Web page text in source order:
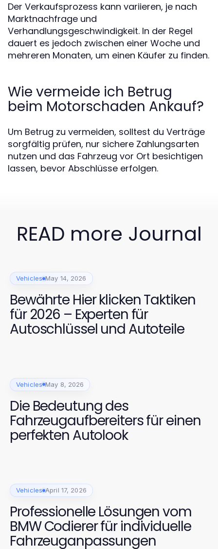
Der Verkaufsprozess kann variieren, je nach
Marktnachfrage und
Verhandlungsgeschwindigkeit. In der Regel
dauert es jedoch zwischen einer Woche und
mehreren Monaten, um einen Käufer zu finden.
Wie vermeide ich Betrug
beim Motorschaden Ankauf?
Um Betrug zu vermeiden, solltest du Verträge
sorgfältig prüfen, nur sichere Zahlungsarten
nutzen und das Fahrzeug vor Ort besichtigen
lassen, bevor Abschlüsse erfolgen.
READ more Journal
Vehicles May 14, 2026
Bewährte Hier klicken Taktiken
für 2026 – Experten für
Autoschlüssel und Autoteile
Vehicles May 8, 2026
Die Bedeutung des
Fahrzeugaufbereiters für einen
perfekten Autolook
Vehicles April 17, 2026
Professionelle Lösungen vom
BMW Codierer für individuelle
Fahrzeuganpassungen